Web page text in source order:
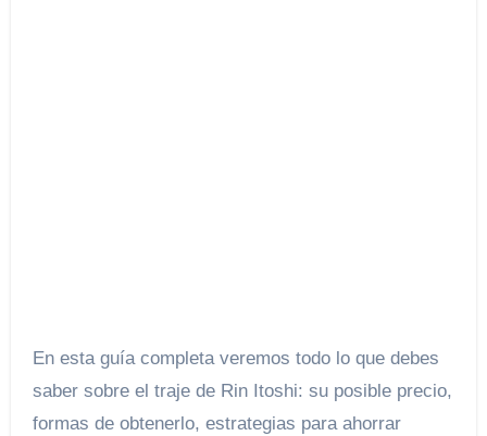
En esta guía completa veremos todo lo que debes
saber sobre el traje de Rin Itoshi: su posible precio,
formas de obtenerlo, estrategias para ahorrar